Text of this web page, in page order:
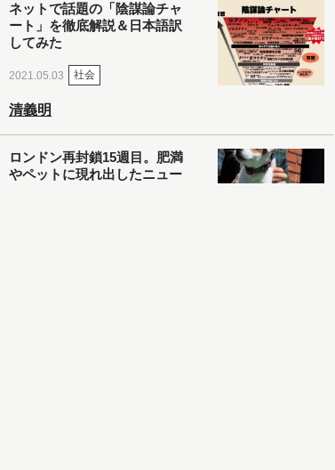
ネットで話題の「陰謀論チャ
ート」を徹底解説＆日本語訳
してみた
2021.05.03 社会
清義明
ロンドン再封鎖15週目。肥満
やペットに現れ出したニュー